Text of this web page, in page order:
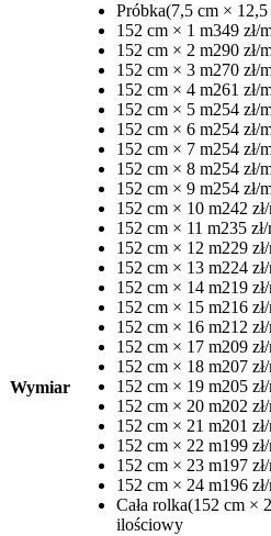
Wymiar
Próbka(7,5 cm × 12,5
152 cm × 1 m349 zł/
152 cm × 2 m290 zł/
152 cm × 3 m270 zł/
152 cm × 4 m261 zł/
152 cm × 5 m254 zł/
152 cm × 6 m254 zł/
152 cm × 7 m254 zł/
152 cm × 8 m254 zł/
152 cm × 9 m254 zł/
152 cm × 10 m242
152 cm × 11 m235
152 cm × 12 m229
152 cm × 13 m224
152 cm × 14 m219
152 cm × 15 m216
152 cm × 16 m212
152 cm × 17 m209
152 cm × 18 m207
152 cm × 19 m205
152 cm × 20 m202
152 cm × 21 m201
152 cm × 22 m199
152 cm × 23 m197
152 cm × 24 m196
Cała rolka(152 cm ×
ilościowy